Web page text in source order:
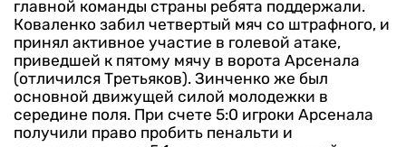
главной команды страны ребята поддержали.
Коваленко забил четвертый мяч со штрафного, и
принял активное участие в голевой атаке,
приведшей к пятому мячу в ворота Арсенала
(отличился Третьяков). Зинченко же был
основной движущей силой молодежки в
середине поля. При счете 5:0 игроки Арсенала
получили право пробить пенальти и